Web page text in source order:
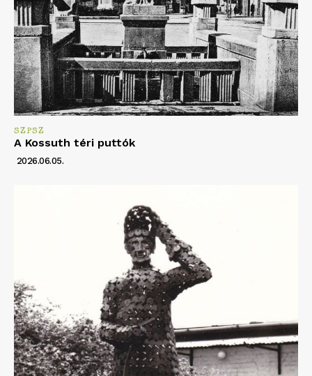
SZPSZ
A Kossuth téri puttók
2026.06.05.